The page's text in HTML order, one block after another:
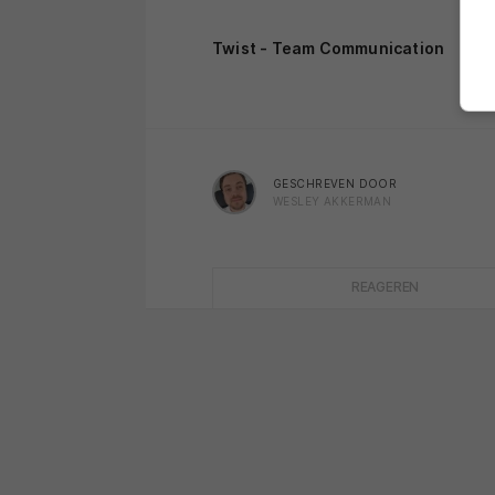
Twist - Team Communication
GESCHREVEN DOOR
WESLEY AKKERMAN
REAGEREN